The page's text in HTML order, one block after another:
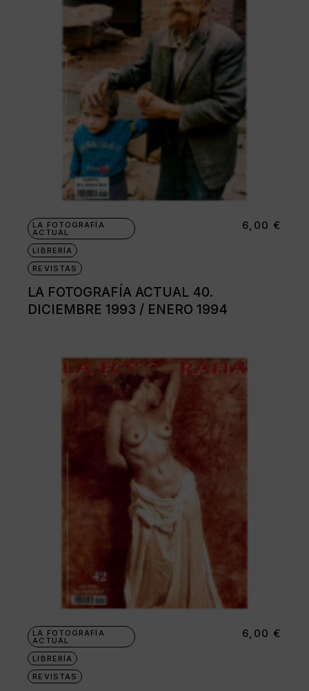
LA FOTOGRAFÍA
ACTUAL
LIBRERÍA
REVISTAS
LA FOTOGRAFÍA ACTUAL 40.
DICIEMBRE 1993 / ENERO 1994
6,00 €
LA FOTOGRAFÍA
ACTUAL
LIBRERÍA
REVISTAS
6,00 €